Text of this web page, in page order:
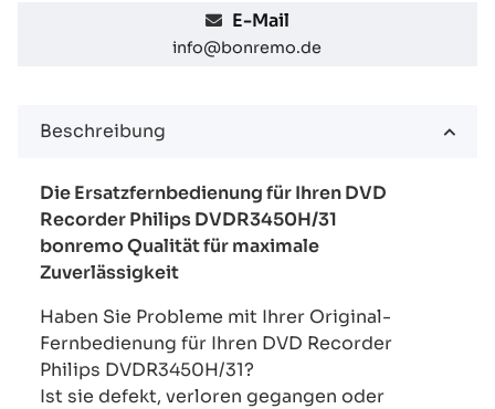
E-Mail
info@bonremo.de
Beschreibung
Die Ersatzfernbedienung für Ihren DVD
Recorder Philips DVDR3450H/31
bonremo Qualität für maximale
Zuverlässigkeit
Haben Sie Probleme mit Ihrer Original-
Fernbedienung für Ihren DVD Recorder
Philips DVDR3450H/31?
Ist sie defekt, verloren gegangen oder